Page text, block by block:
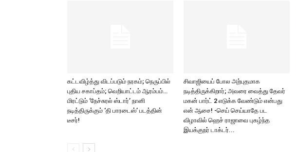
கட்டவிழ்த்து விடப்படும் நரகம்; நெருப்பில்
புதிய சகாப்தம்; வெறியாட்டம் ஆரம்பம்…
மிரட்டும் ‘நேச்சுரல் ஸ்டார்’ நானி
நடித்திருக்கும் ‘தி பாரடைஸ்’ படத்தின்
டீசர்!
சிவாஜியைப் போல அற்புதமாக
நடித்திருக்கிறார்; அவரை வைத்து தேவர்
மகன் பார்ட் 2 எடுக்க வேண்டும் என்பது
என் ஆசை! -செய் செய்யாதே பட
விழாவில் ஹெச் ராஜாவை புகழ்ந்த
இயக்குநர் டாக்டர்...